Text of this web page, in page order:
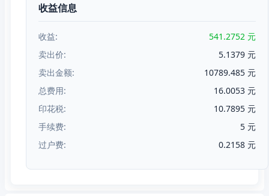
收益信息
收益:
541.2752 元
卖出价:
5.1379 元
卖出金额:
10789.485 元
总费用:
16.0053 元
印花税:
10.7895 元
手续费:
5 元
过户费:
0.2158 元